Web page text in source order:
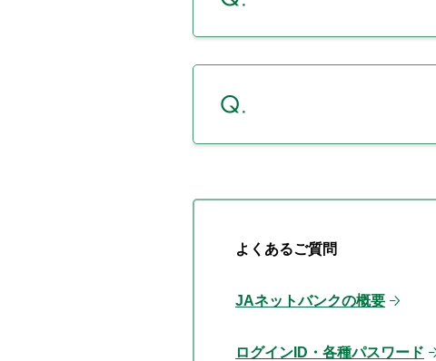
よくあるご質問
JAネットバンクの概要
ログインID・各種パスワード